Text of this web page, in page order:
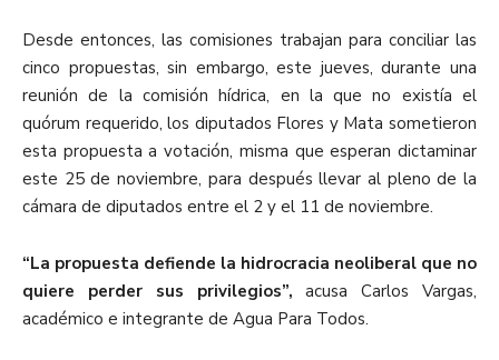
Desde entonces, las comisiones trabajan para conciliar las
cinco propuestas, sin embargo, este jueves, durante una
reunión de la comisión hídrica, en la que no existía el
quórum requerido, los diputados Flores y Mata sometieron
esta propuesta a votación, misma que esperan dictaminar
este 25 de noviembre, para después llevar al pleno de la
cámara de diputados entre el 2 y el 11 de noviembre.
“La propuesta defiende la hidrocracia neoliberal que no
quiere perder sus privilegios”, acusa Carlos Vargas,
académico e integrante de Agua Para Todos.